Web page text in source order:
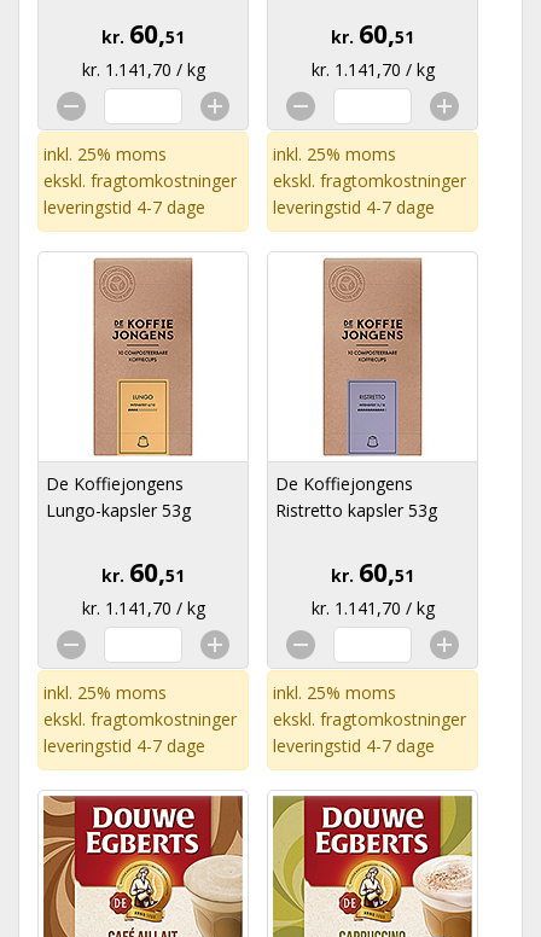
kr. 60,51
kr. 1.141,70 / kg
inkl. 25% moms
ekskl. fragtomkostninger
leveringstid 4-7 dage
kr. 60,51
kr. 1.141,70 / kg
inkl. 25% moms
ekskl. fragtomkostninger
leveringstid 4-7 dage
De Koffiejongens
Lungo-kapsler 53g
kr. 60,51
kr. 1.141,70 / kg
inkl. 25% moms
ekskl. fragtomkostninger
leveringstid 4-7 dage
De Koffiejongens
Ristretto kapsler 53g
kr. 60,51
kr. 1.141,70 / kg
inkl. 25% moms
ekskl. fragtomkostninger
leveringstid 4-7 dage